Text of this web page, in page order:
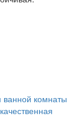
комнаты